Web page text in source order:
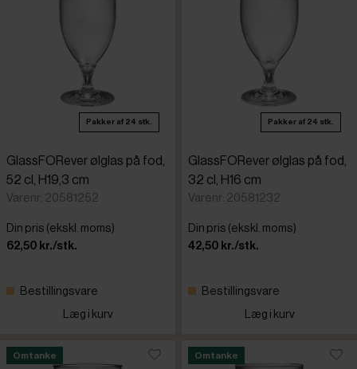
Pakker af 24 stk.
GlassFORever ølglas på fod,
52 cl, H19,3 cm
Varenr: 20581252
Din pris (ekskl. moms)
62,50 kr./stk.
Bestillingsvare
Læg i kurv
Pakker af 24 stk.
GlassFORever ølglas på fod,
32 cl, H16 cm
Varenr: 20581232
Din pris (ekskl. moms)
42,50 kr./stk.
Bestillingsvare
Læg i kurv
Omtanke Omtanke